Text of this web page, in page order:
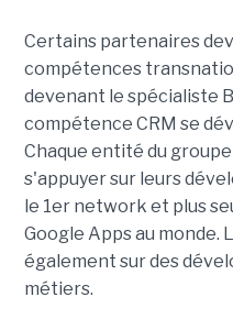
Certains partenaires
compétences
devenant le spécialiste
compétence CRM se
Chaque entité du
s'appuyer sur leurs
le 1er network et plus
Google Apps au monde.
également sur des
métiers.